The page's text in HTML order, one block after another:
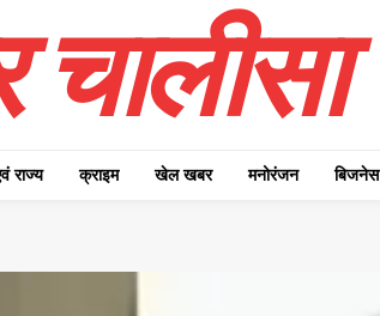
राज्य क्राइम खेल खबर मनोरंजन बिजनेस